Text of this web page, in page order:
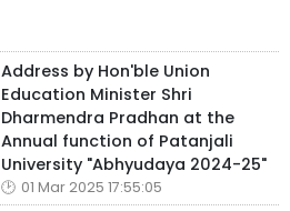
Address by Hon'ble Union
Education Minister Shri
Dharmendra Pradhan at the
Annual function of Patanjali
University "Abhyudaya 2024-25"
01 Mar 2025 17:55:05